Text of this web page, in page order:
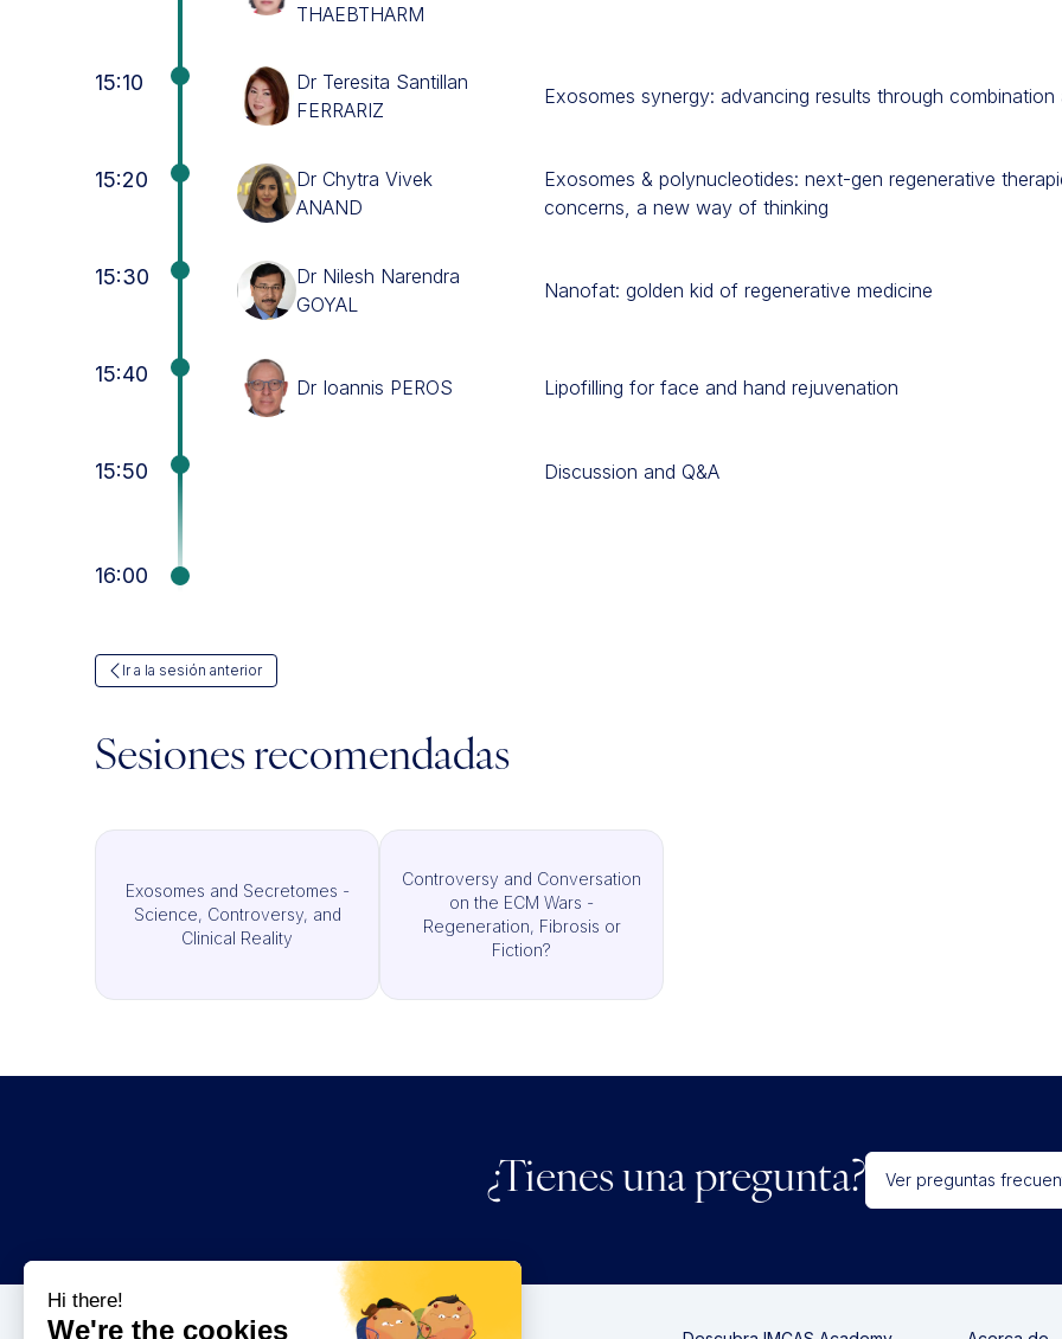
THAEBTHARM
15:10
Dr Teresita Santillan
FERRARIZ
Exosomes synergy: advancing results through combination
15:20
Dr Chytra Vivek
ANAND
Exosomes & polynucleotides: next-gen regenerative
concerns, a new way of thinking
15:30
Dr Nilesh Narendra
GOYAL
Nanofat: golden kid of regenerative medicine
15:40
Dr Ioannis PEROS Lipofilling for face and hand rejuvenation
15:50 Discussion and Q&A
16:00
Ir a la sesión anterior
Sesiones recomendadas
Exosomes and Secretomes -
Science, Controversy, and
Clinical Reality
Controversy and Conversation
on the ECM Wars -
Regeneration, Fibrosis or
Fiction?
¿Tienes una pregunta? Ver preguntas